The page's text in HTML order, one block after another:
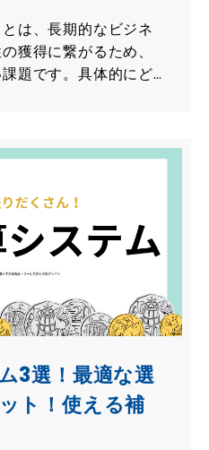
は、長期的なビジネ
獲得に繋がるため、
題です。具体的にど
3選！最適な選
ト！使える補